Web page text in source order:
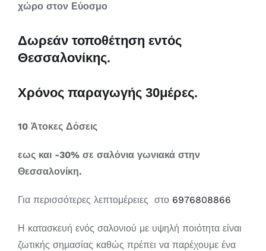
χώρο στον Εύοσμο
Δωρεάν τοποθέτηση εντός
Θεσσαλονίκης.
Χρόνος παραγωγής 30μέρες.
10 Άτοκες Δόσεις
εως και -30% σε σαλόνια γωνιακά στην
Θεσσαλονίκη.
Για περισσότερες λεπτομέρειες στο 6976808866
Η κατασκευή ενός σαλονιού με υψηλή ποιότητα είναι
ζωτικής σημασίας καθώς πρέπει να παρέχουμε ένα